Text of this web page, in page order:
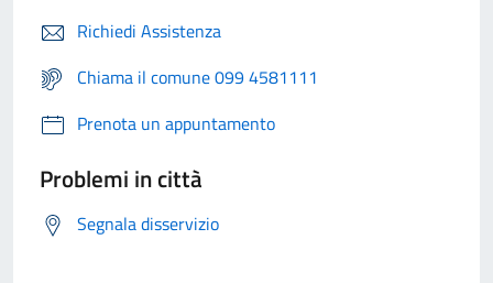
Richiedi Assistenza
Chiama il comune 099 4581111
Prenota un appuntamento
Problemi in città
Segnala disservizio